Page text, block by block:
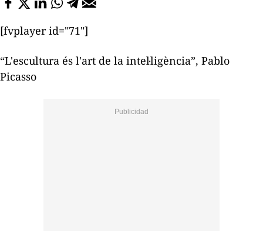
[fvplayer id="71"]
“L'escultura és l'art de la intel·ligència”, Pablo
Picasso